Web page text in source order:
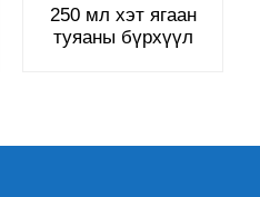
250 мл хэт ягаан
туяаны бүрхүүл